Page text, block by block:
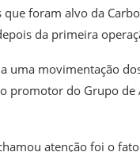
foram alvo da
da primeira
uma movimentação
promotor do Grupo de
atenção foi o